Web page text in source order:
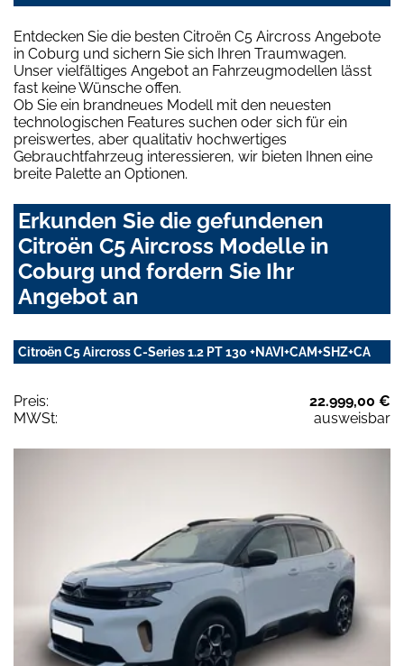
Entdecken Sie die besten Citroën C5 Aircross Angebote
in Coburg und sichern Sie sich Ihren Traumwagen.
Unser vielfältiges Angebot an Fahrzeugmodellen lässt
fast keine Wünsche offen.
Ob Sie ein brandneues Modell mit den neuesten
technologischen Features suchen oder sich für ein
preiswertes, aber qualitativ hochwertiges
Gebrauchtfahrzeug interessieren, wir bieten Ihnen eine
breite Palette an Optionen.
Erkunden Sie die gefundenen
Citroën C5 Aircross Modelle in
Coburg und fordern Sie Ihr
Angebot an
Citroën C5 Aircross C-Series 1.2 PT 130 +NAVI+CAM+SHZ+CA
Preis:
22.999,00 €
MWSt:
ausweisbar